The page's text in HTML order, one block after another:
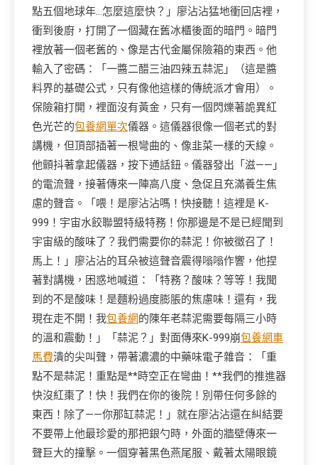
點五個地球年…怎麼這麼快？」廖沾沾猛地衝回店裡，
衝到後廚，打開了一個藏在舊冰櫃後面的暗門。暗門
裡放著一個老舊的、像是古代金屬保險箱的東西。他
輸入了密碼：「一醬二醋三油四辣五蒜泥」（這是醬
料界的基礎公式，只有像他這樣的傳統派才會用）。
保險箱打開，裡面沒有黃金，只有一個閃爍著詭異紅
色光芒的包養網單次儀器。這儀器很像一個老式的對
講機，但頂部插著一根彎曲的、像韭菜一樣的天線。
他顫抖著拿起儀器，按下通話鈕。儀器發出「滋——」
的電流聲，接著傳來一陣高八度、急促且充滿養生焦
慮的聲音。「喂！是廖沾沾嗎！快接聽！這裡是 K-
999！宇宙水餃聯盟特級特務！你那邊是不是已經聞到
宇宙級的酸味了？我們需要你的蒜泥！你被徵召了！
馬上！」廖沾沾的耳朵被這聲音震得嗡嗡作響，他捏
著對講機，困惑地喊道：「特務？酸味？等等！我聞
到的不是酸味！是麵粉過度膨脹的焦慮味！還有，我
現在走不開！我包養網的陳年老蒜泥需要每隔三小時
的溫和震動！」「蒜泥？」對面傳來K-999崩包養網車
馬費潰的尖叫聲，帶著濃濃的中藥味電子雜音：「重
點不是蒜泥！重點是**時空正在彎曲！**我們的推進器
快沒紅棗了！快！我們在你的後院！別帶任何多餘的
東西！除了——你那缸蒜泥！」就在廖沾沾還在糾結要
不要帶上他最珍愛的那把銀勺時，外面的牆壁傳來一
聲巨大的撞擊。一個穿著黑色燕尾服、戴著太陽眼鏡